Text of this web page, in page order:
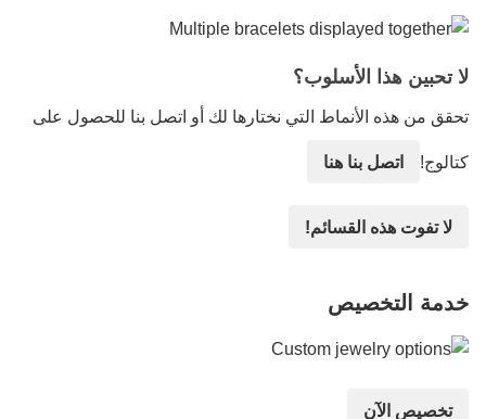
لا تحبين هذا الأسلوب؟
تحقق من هذه الأنماط التي نختارها لك أو اتصل بنا للحصول على
كتالوج! اتصل بنا هنا
لا تفوت هذه القسائم!
خدمة التخصيص
تخصيص الآن